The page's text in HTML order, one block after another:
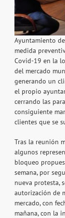
Ayuntamiento
medida
Covid-19 en la
del mercado
generando un
el propio
cerrando las
consiguiente
clientes que se
Tras la reunión
algunos
bloqueo
semana, por
nueva protesta,
autorización de
mercado, con
mañana, con la